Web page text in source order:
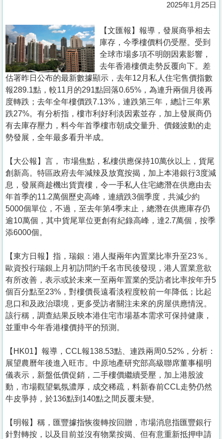
置
業
手
冊
關
於
我
們
2025年1月25日
【文匯報】報導，發展商爭相去
庫存，今季樓價料仍受壓。受到
全球市場多項不明朗因素影響，
去年香港樓價走勢反覆向下。差
估署昨日公布的最新數據顯示，去年12月私人住宅售價指數
報289.1點，較11月的291點回落0.65%，為連升兩個月後再
度轉跌；去年全年樓價跌7.13%，連跌第三年，總計三年累
跌27%。有分析指，樓市利好利淡因素並存，加上發展商仍
有去庫存壓力，料今年首季樓市朝成交量升、價錢波動的走
勢發展，全年最多看升半成。
【大公報】言， 市場焦點，私樓供應保持10萬伙以上，貨尾
創新高。特區政府去年減辣及放寬按揭，加上本港銀行3度減
息，發展商趁機出貨賣樓，令一手私人住宅總潛在供應由去
年首季的11.2萬個歷史高峰，連續跌3個季度，共減少約
5000個單位，不過，至去年第4季末止，總潛在供應庫存仍
逾10萬個，其中貨尾單位更創有紀錄高峰，達2.7萬個，按季
添6000個。
【東方日報】指，瑞銀：港人擬兩年內置業比率升至23％。
歐資投行瑞銀上月初訪問約千名市民後發現，港人置業意欲
有所改善，表示或於未來一至兩年置業的受訪者比率按年升5
個百分點至23%，對樓價長遠看淡程度較前一年降低；比起
息口和及政治環境，更多受訪者關注未來的房屋供應情況。
該行稱，調查結果反映本港住宅市場基本需求可保持健康，
並重申今年香港樓價持平的預測。
【HK01】報導，CCL報138.53點、連跌兩周0.52%，分析：
展望農曆年後進入旺市。中原地產研究部高級聯席董事楊明
儀表示，新盤低價促銷，二手樓價繼續受壓，加上港股波
動，市場觀望氣氛濃厚，成交稀疏，料新春前CCL走勢仍然
牛皮爭持，於136點到140點之間反覆未變。
【明報】稱，匯豐據指恢復轉按回贈，市場消息指匯豐銀行
針對轉按，以及目前並沒有物業按揭、但有意重新抵押申請